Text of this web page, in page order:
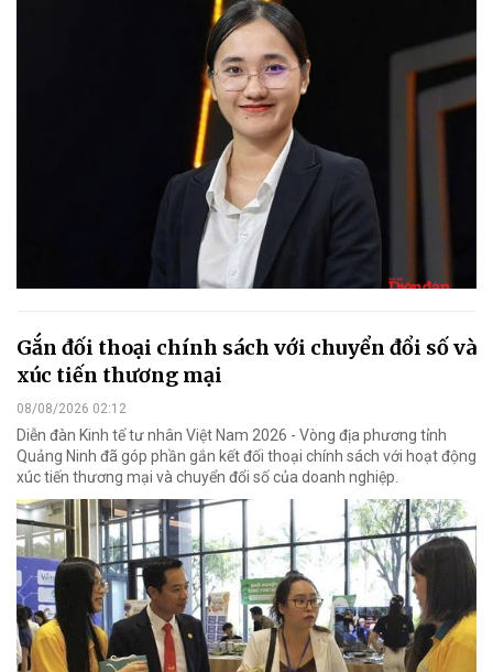
Gắn đối thoại chính sách với chuyển đổi số và
xúc tiến thương mại
08/08/2026 02:12
Diễn đàn Kinh tế tư nhân Việt Nam 2026 - Vòng địa phương tỉnh
Quảng Ninh đã góp phần gắn kết đối thoại chính sách với hoạt động
xúc tiến thương mại và chuyển đổi số của doanh nghiệp.